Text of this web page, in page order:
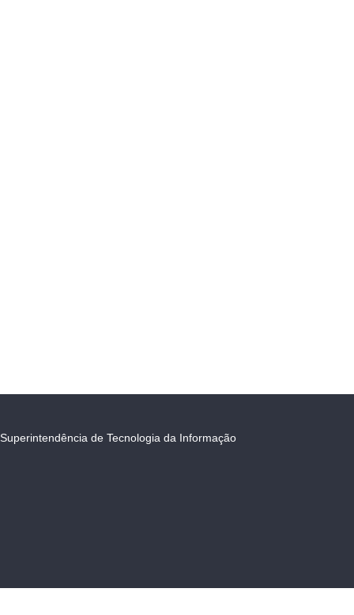
Superintendência de Tecnologia da Informação